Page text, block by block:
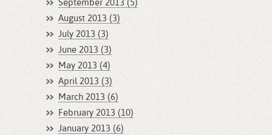
September 2013 (5)
August 2013 (3)
July 2013 (3)
June 2013 (3)
May 2013 (4)
April 2013 (3)
March 2013 (6)
February 2013 (10)
January 2013 (6)